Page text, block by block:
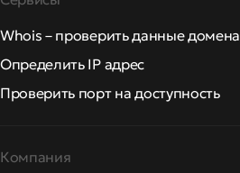
Whois – проверить данные домена
Определить IP адрес
Проверить порт на доступность
Компания